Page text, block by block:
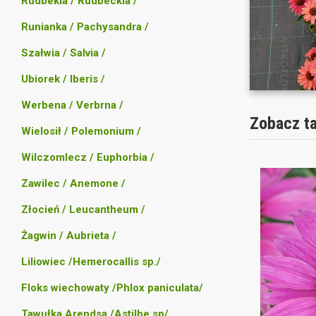
Runianka / Pachysandra /
Szałwia / Salvia /
Ubiorek / Iberis /
Werbena / Verbrna /
Wielosił / Polemonium /
Wilczomlecz / Euphorbia /
Zawilec / Anemone /
Złocień / Leucantheum /
Żagwin / Aubrieta /
Liliowiec /Hemerocallis sp./
Floks wiechowaty /Phlox paniculata/
Zobacz